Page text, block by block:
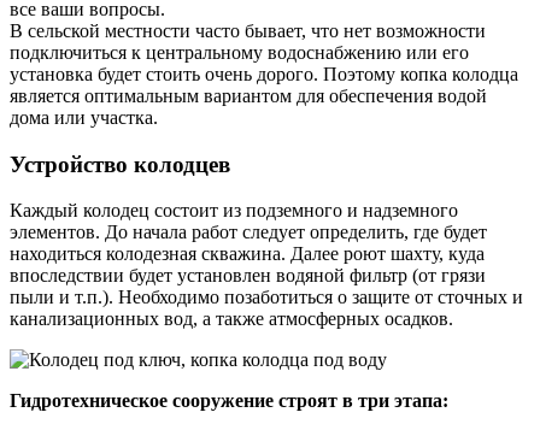
все ваши вопросы.
В сельской местности часто бывает, что нет возможности
подключиться к центральному водоснабжению или его
установка будет стоить очень дорого. Поэтому копка колодца
является оптимальным вариантом для обеспечения водой
дома или участка.
Устройство колодцев
Каждый колодец состоит из подземного и надземного
элементов. До начала работ следует определить, где будет
находиться колодезная скважина. Далее роют шахту, куда
впоследствии будет установлен водяной фильтр (от грязи
пыли и т.п.). Необходимо позаботиться о защите от сточных и
канализационных вод, а также атмосферных осадков.
Гидротехническое сооружение строят в три этапа: